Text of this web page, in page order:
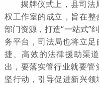
揭牌仪式上，县司法
权工作室的成立，旨在
部门资源，打造“一站式”
务平台，司法局也将立
捷、高效的法律援助渠
出，要落实管行业就要管
坚行动，引导促进新兴